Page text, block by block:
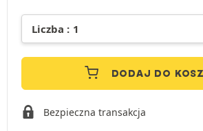
DODAJ DO
Bezpieczna transakcja